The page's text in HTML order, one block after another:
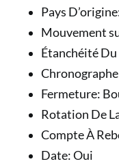
Pays
Mouvement
Étanchéité
Fermeture:
Rotation De
Compte À
Date: Oui